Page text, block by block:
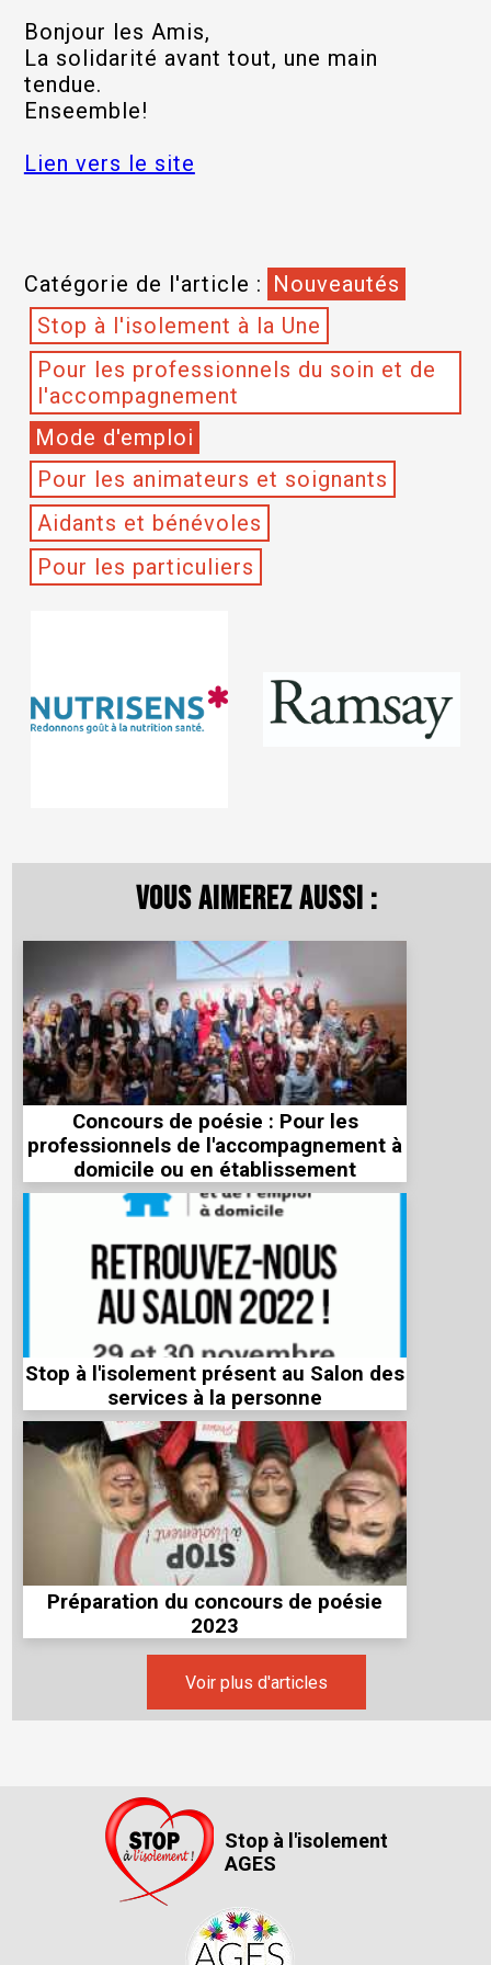
Bonjour les Amis,
La solidarité avant tout, une main
tendue.
Enseemble!
Lien vers le site
Catégorie de l'article : Nouveautés
Stop à l'isolement à la Une
Pour les professionnels du soin et de
l'accompagnement
Mode d'emploi
Pour les animateurs et soignants
Aidants et bénévoles
Pour les particuliers
Vous aimerez aussi :
Concours de poésie : Pour les
professionnels de l'accompagnement à
domicile ou en établissement
Stop à l'isolement présent au Salon des
services à la personne
Préparation du concours de poésie
2023
Voir plus d'articles
Stop à l'isolement
AGES